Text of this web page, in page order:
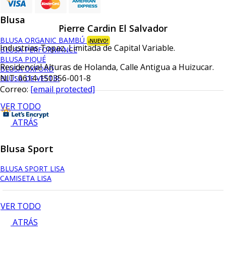
Blusa
BLUSA ORGANIC BAMBÚ ¡NUEVO!
BLUSA PERFORMANCE
BLUSA PIQUÉ
BLUSA OXFORD
BLUSA DE VESTIR
VER TODO
ATRÁS
Blusa Sport
BLUSA SPORT LISA
CAMISETA LISA
VER TODO
ATRÁS
Pierre Cardin El Salvador
Industrias Topaz, Limitada de Capital Variable.
Residencial Alturas de Holanda, Calle Antigua a Huizucar.
NIT: 0614-150356-001-8
Correo:[email protected]